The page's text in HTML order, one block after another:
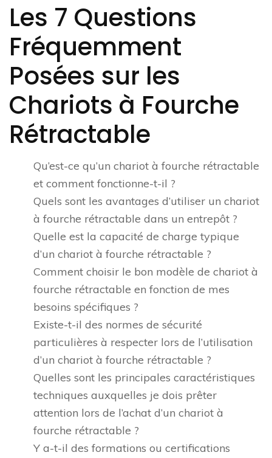
Les 7 Questions
Fréquemment
Posées sur les
Chariots à Fourche
Rétractable
Qu’est-ce qu’un chariot à fourche rétractable
et comment fonctionne-t-il ?
Quels sont les avantages d’utiliser un chariot
à fourche rétractable dans un entrepôt ?
Quelle est la capacité de charge typique
d’un chariot à fourche rétractable ?
Comment choisir le bon modèle de chariot à
fourche rétractable en fonction de mes
besoins spécifiques ?
Existe-t-il des normes de sécurité
particulières à respecter lors de l’utilisation
d’un chariot à fourche rétractable ?
Quelles sont les principales caractéristiques
techniques auxquelles je dois prêter
attention lors de l’achat d’un chariot à
fourche rétractable ?
Y a-t-il des formations ou certifications